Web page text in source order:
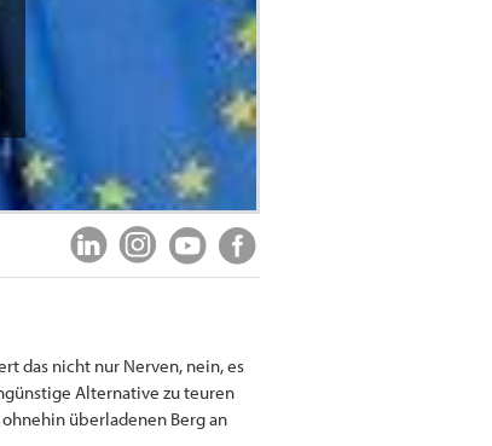
das nicht nur Nerven, nein, es
Alternative zu teuren
überladenen Berg an